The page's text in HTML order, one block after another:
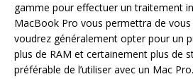
gamme pour effectuer un traitement
MacBook Pro vous permettra de
voudrez généralement opter pour un
plus de RAM et certainement plus de
préférable de l’utiliser avec un Mac Pro.